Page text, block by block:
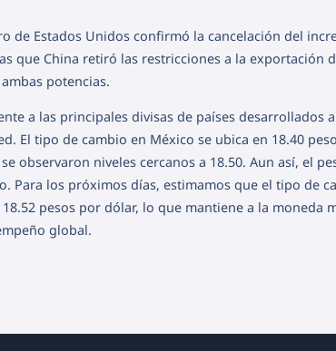
de Estados Unidos confirmó la cancelación del
que China retiró las restricciones a la exportación
potencias.
a las principales divisas de países desarrollados
El tipo de cambio en México se ubica en 18.40
observaron niveles cercanos a 18.50. Aun así, el
Para los próximos días, estimamos que el tipo de
pesos por dólar, lo que mantiene a la moneda
global.